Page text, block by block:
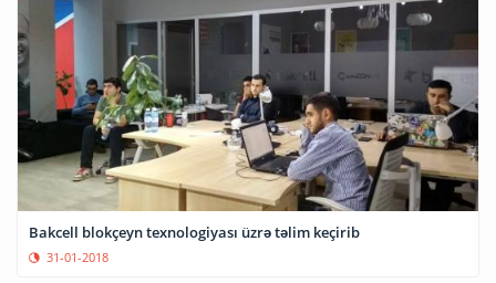
Bakcell blokçeyn texnologiyası üzrə təlim keçirib
31-01-2018